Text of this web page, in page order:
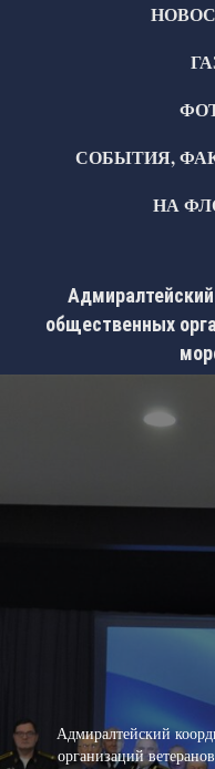
СОБЫТИЯ,
НА
общественных
Адмиралтейский
организаций